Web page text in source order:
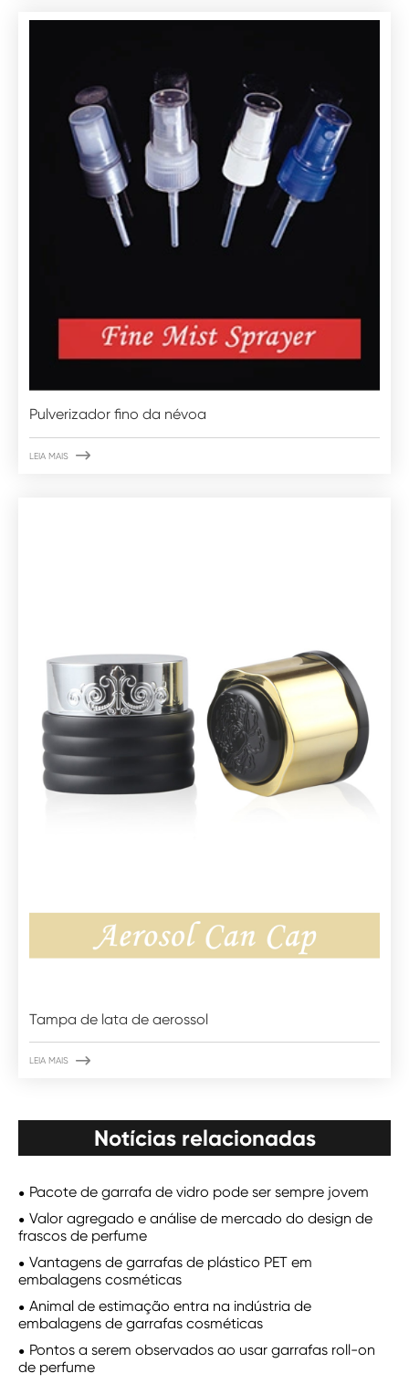
Pulverizador fino da névoa
LEIA MAIS 
Tampa de lata de aerossol
LEIA MAIS 
Notícias relacionadas
Pacote de garrafa de vidro pode ser sempre jovem
Valor agregado e análise de mercado do design de
frascos de perfume
Vantagens de garrafas de plástico PET em
embalagens cosméticas
Animal de estimação entra na indústria de
embalagens de garrafas cosméticas
Pontos a serem observados ao usar garrafas roll-on
de perfume